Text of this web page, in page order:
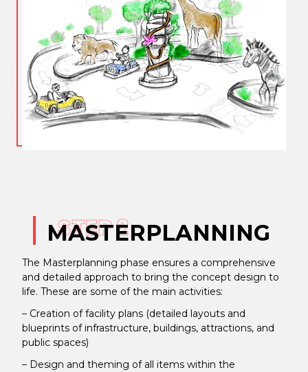
STEP 2
MASTERPLANNING
The Masterplanning phase ensures a comprehensive
and detailed approach to bring the concept design to
life. These are some of the main activities:
– Creation of facility plans (detailed layouts and
blueprints of infrastructure, buildings, attractions, and
public spaces)
– Design and theming of all items within the